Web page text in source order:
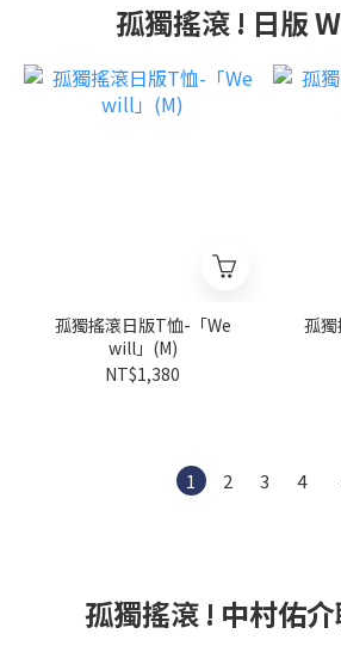
孤獨搖滾 ! 日版
孤獨搖滾日版T恤-「We
will」(M)
NT$1,380
孤
1 2 3 4
孤獨搖滾 ! 中村佑